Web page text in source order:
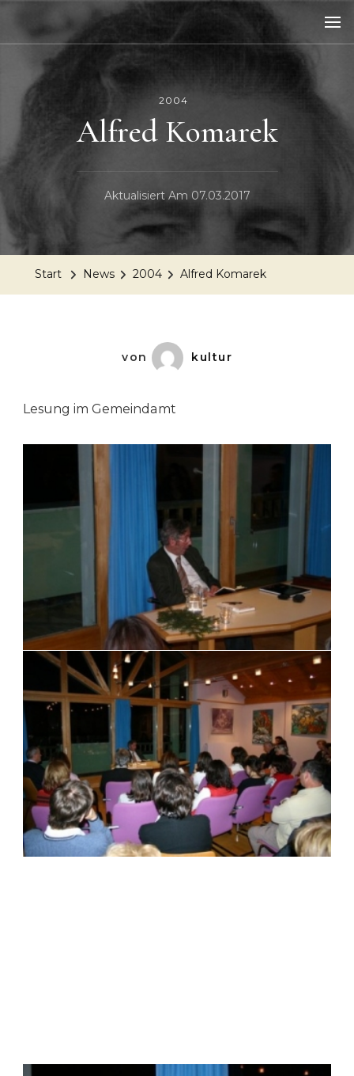
2004
Alfred Komarek
Aktualisiert Am 07.03.2017
Start News 2004 Alfred Komarek
von kultur
Lesung im Gemeindamt